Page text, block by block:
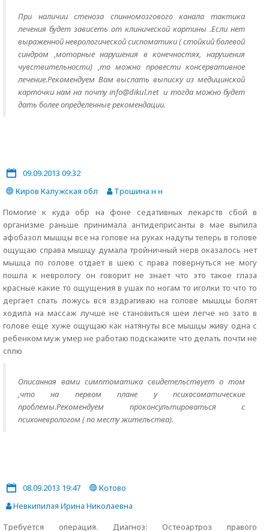
При наличии стеноза спинномозгового канала тактика
лечения будет зависеть от клинической картины .Если нет
выраженной неврологической сиспоматики ( стойкий болевой
синдром ,моторные нарушения в конечностях, нарушения
чувствительности) ,то можно провести консервативное
лечение.Рекомендуем Вам выслать выписку из медицинской
карточки нам на почту info@dikul.net и тогда можно будет
дать более определенные рекомендации.
09.09.2013 09:32
Киров Калужская обл
Трошина н н
Помогие к куда обр на фоне седативных лекарств сбой в
организме раньше принимала антидеприсанты в мае выпила
афобазол мышцы все на голове на руках надуты теперь в голове
ощущаю справа мышцу думала тройничный нерв оказалось нет
мышца по голове отдает в шею с права повернуться не могу
пошла к неврологу он говорит не знает что это такое глаза
красные какие то ощущения в ушах по ногам то иголки то что то
дергает спать ложусь вся вздрагиваю на голове мышцы болят
ходила на массаж лучше не становиться шеи легче но зато в
голове еще хуже ощущаю как натянуты все мышцы живу одна с
ребенком муж умер не работаю подскажите что делать почти не
сплю
Описанная вами симптоматика свидетельствует о том
,что на первом плане у психосоматические
проблемы.Рекомендуем проконсультироваться с
психоневрологом ( по месту жительства).
08.09.2013 19:47
Котово
Невкипилая Ирина Николаевна
Требуется операция. Диагноз: Остеоартроз правого